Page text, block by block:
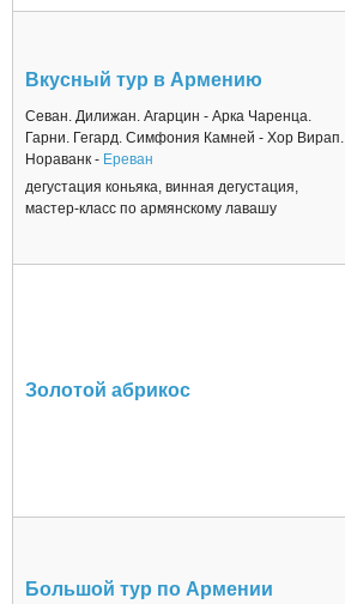
Вкусный тур в Армению
Севан. Дилижан. Агарцин - Арка Чаренца.
Гарни. Гегард. Симфония Камней - Хор Вирап.
Нораванк - Ереван
дегустация коньяка, винная дегустация,
мастер-класс по армянскому лавашу
Золотой абрикос
Большой тур по Армении